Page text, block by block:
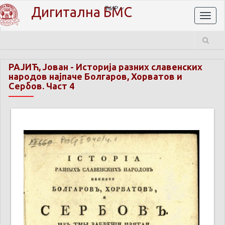
Дигитална БМС
ЋИР
РАЈИЋ, Јован - Историја разних славенских
народов најпаче Болгаров, Хорватов и
Сербов. Част 4